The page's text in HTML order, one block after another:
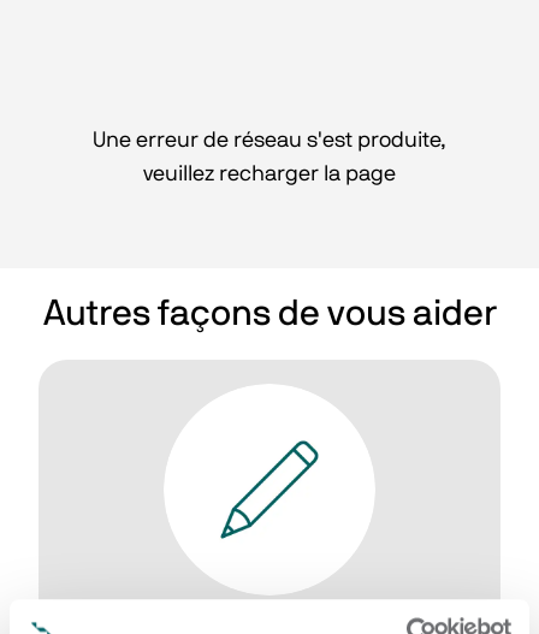
Une erreur de réseau s'est produite,
veuillez recharger la page
Autres façons de vous aider